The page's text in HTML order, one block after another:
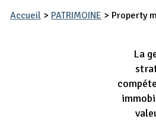
Accueil > PATRIMOINE > Property
La